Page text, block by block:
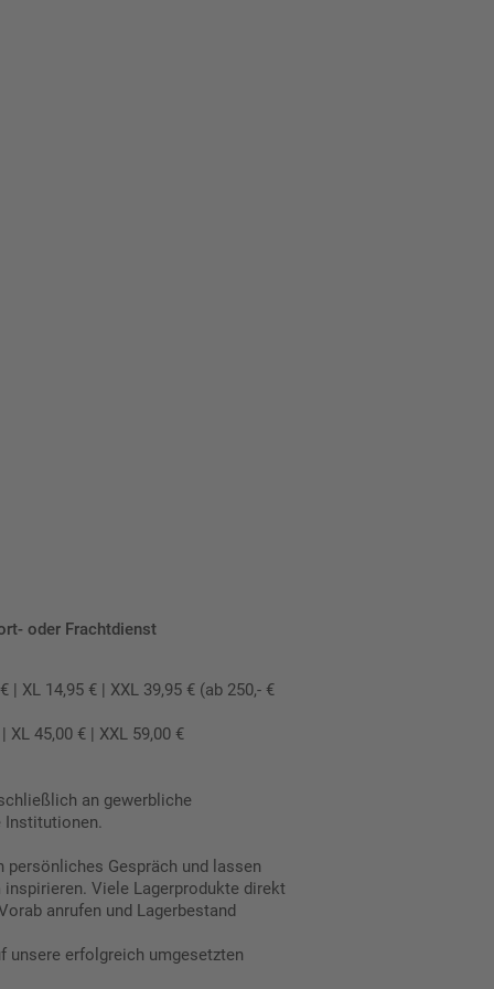
oder Frachtdienst
| XL 14,95 € | XXL 39,95 € (ab 250,- €
XL 45,00 € | XXL 59,00 €
an gewerbliche
Institutionen.
persönliches Gespräch und lassen
Viele Lagerprodukte direkt
anrufen und Lagerbestand
unsere erfolgreich umgesetzten